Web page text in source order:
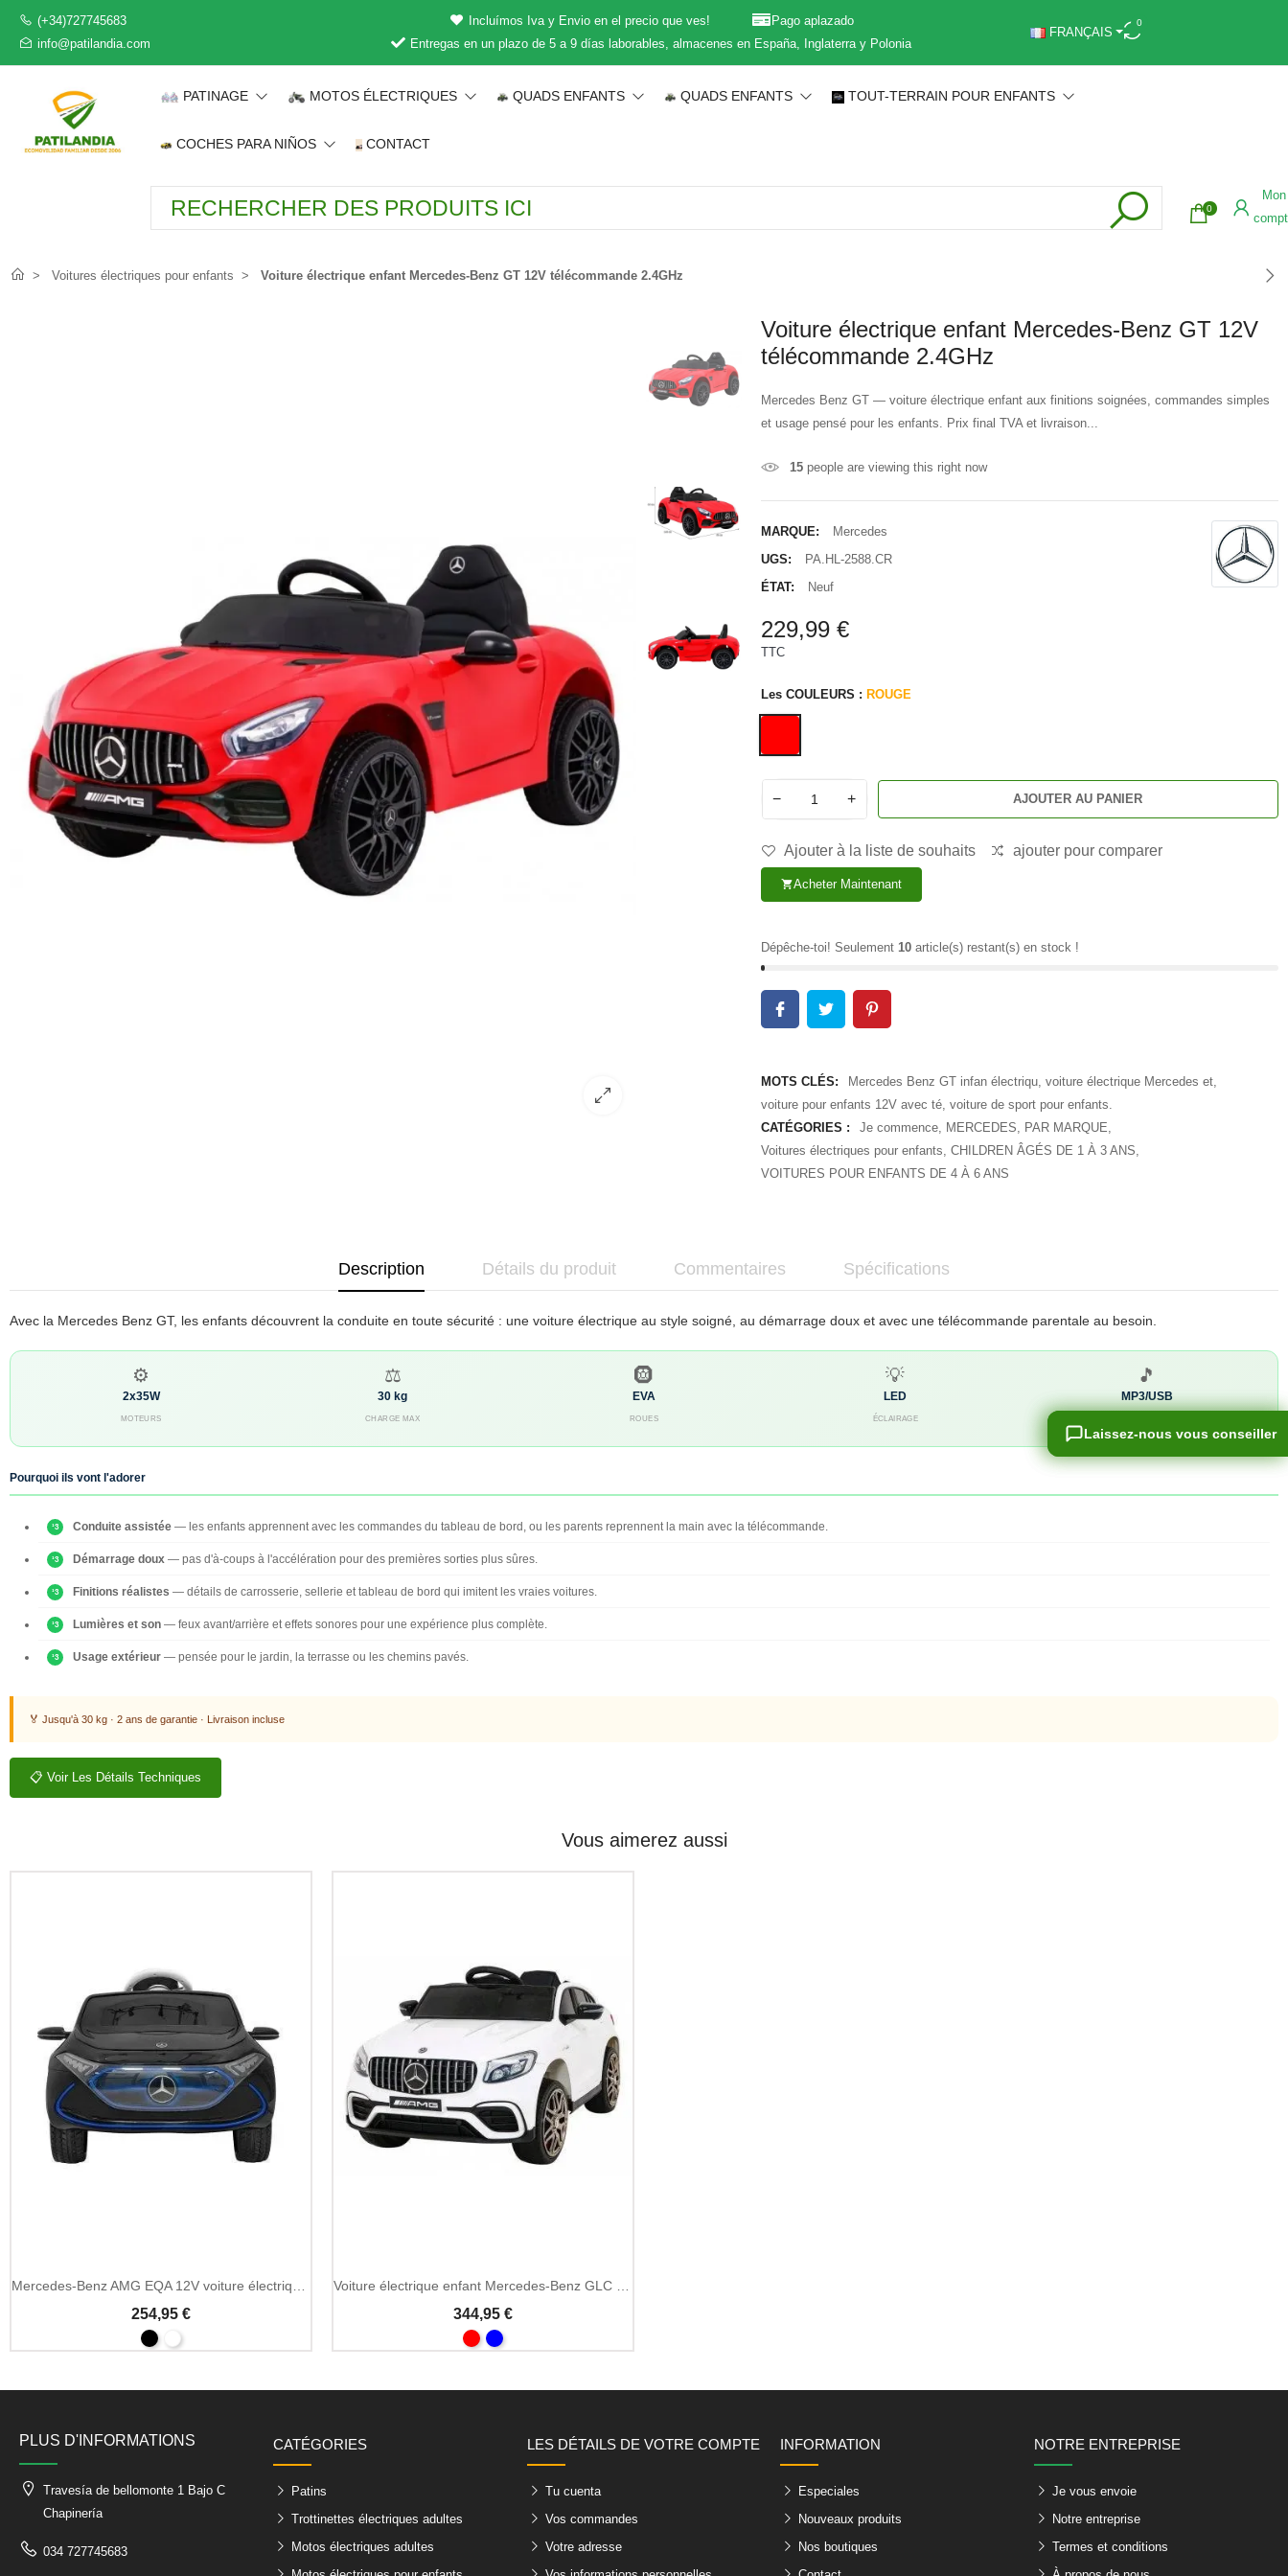
(+34)727745683
info@patilandia.com
Incluímos Iva y Envio en el precio que ves!
Pago aplazado
Entregas en un plazo de 5 a 9 días laborables, almacenes en España, Inglaterra y Polonia
FRANÇAIS
0
PATINAGE MOTOS ÉLECTRIQUES QUADS ENFANTS QUADS ENFANTS TOUT-TERRAIN POUR ENFANTS
COCHES PARA NIÑOS CONTACT
0
Mon
Voitures électriques pour enfants Voiture électrique enfant Mercedes-Benz GT 12V télécommande 2.4GHz
Voiture électrique enfant Mercedes-Benz GT 12V
télécommande 2.4GHz
Mercedes Benz GT — voiture électrique enfant aux finitions soignées, commandes simples
et usage pensé pour les enfants. Prix final TVA et livraison...
15people are viewing this right now
MARQUE:
Mercedes
UGS:
PA.HL-2588.CR
ÉTAT:
Neuf
229,99 €
TTC
Les COULEURS : ROUGE
− + AJOUTER AU PANIER
Ajouter à la liste de souhaits ajouter pour comparer
shopping_cartAcheter Maintenant
Dépêche-toi! Seulement 10article(s) restant(s) en stock !
MOTS CLÉS: Mercedes Benz GT infan électriqu, voiture électrique Mercedes et,
voiture pour enfants 12V avec té, voiture de sport pour enfants.
CATÉGORIES :
Je commence, MERCEDES, PAR MARQUE,
Voitures électriques pour enfants, CHILDREN ÂGÉS DE 1 À 3 ANS,
VOITURES POUR ENFANTS DE 4 À 6 ANS
Description Détails du produit Commentaires Spécifications
Avec la Mercedes Benz GT, les enfants découvrent la conduite en toute sécurité : une voiture électrique au style soigné, au démarrage doux et avec une télécommande parentale au besoin.
⚙️
2x35W
MOTEURS
⚖️
30 kg
CHARGE MAX
🛞
EVA
ROUES
💡
LED
ÉCLAIRAGE
🎵
MP3/USB
Pourquoi ils vont l'adorer
Conduite assistée — les enfants apprennent avec les commandes du tableau de bord, ou les parents reprennent la main avec la télécommande.
Démarrage doux — pas d'à-coups à l'accélération pour des premières sorties plus sûres.
Finitions réalistes — détails de carrosserie, sellerie et tableau de bord qui imitent les vraies voitures.
Lumières et son — feux avant/arrière et effets sonores pour une expérience plus complète.
Usage extérieur — pensée pour le jardin, la terrasse ou les chemins pavés.
🏅 Jusqu'à 30 kg · 2 ans de garantie · Livraison incluse
📋 Voir Les Détails Techniques
Vous aimerez aussi
Mercedes-Benz AMG EQA 12V voiture électrique enfant MP3
254,95 €
Voiture électrique enfant Mercedes-Benz GLC 63S 12V 4x4
344,95 €
PLUS D'INFORMATIONS
Travesía de bellomonte 1 Bajo C
Chapinería
034 727745683
CATÉGORIES
Patins
Trottinettes électriques adultes
Motos électriques adultes
LES DÉTAILS DE VOTRE COMPTE
Tu cuenta
Vos commandes
Votre adresse
INFORMATION
Especiales
Nouveaux produits
Nos boutiques
NOTRE ENTREPRISE
Je vous envoie
Notre entreprise
Termes et conditions
Laissez-nous vous conseiller
Laissez-nous vous conseiller